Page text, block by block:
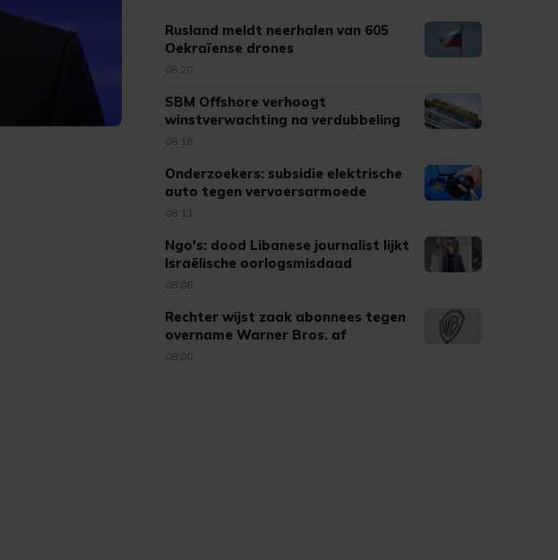
Rusland meldt neerhalen van 605
Oekraïense drones
08:20
SBM Offshore verhoogt
winstverwachting na verdubbeling
omzet
08:18
Onderzoekers: subsidie elektrische
auto tegen vervoersarmoede
08:13
Ngo's: dood Libanese journalist lijkt
Israëlische oorlogsmisdaad
08:06
Rechter wijst zaak abonnees tegen
overname Warner Bros. af
08:00